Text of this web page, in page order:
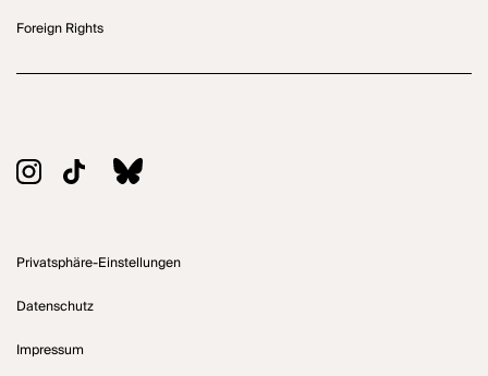
Foreign Rights
Privatsphäre-Einstellungen
Datenschutz
Impressum